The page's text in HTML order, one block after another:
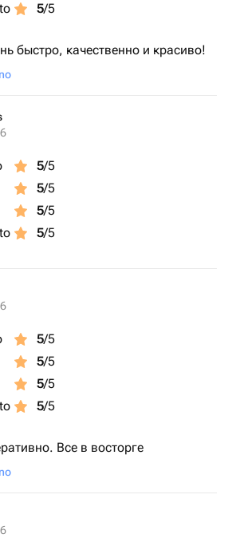
5/5
быстро, качественно и красиво!
5/5
5/5
5/5
5/5
5/5
5/5
5/5
5/5
Все в восторге